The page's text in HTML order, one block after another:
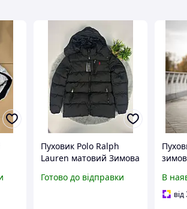
Пуховик Polo Ralph
Lauren матовий Зимова
Модний пуховик
Готово до відправки В
від